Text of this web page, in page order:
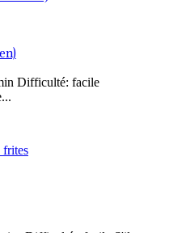
Difficulté: facile